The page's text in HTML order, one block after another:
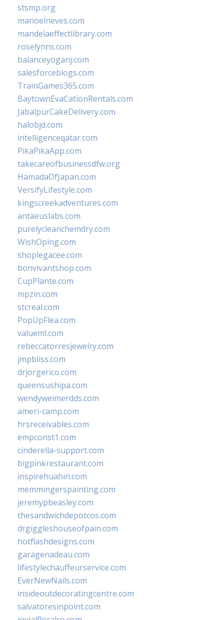
stsmp.org
manoelneves.com
mandelaeffectlibrary.com
roselynns.com
balanceyoganj.com
salesforceblogs.com
TrainGames365.com
BaytownEvaCationRentals.com
JabalpurCakeDelivery.com
halobjd.com
intelligenceqatar.com
PikaPikaApp.com
takecareofbusinessdfw.org
HamadaOfJapan.com
VersifyLifestyle.com
kingscreekadventures.com
antaeuslabs.com
purelycleanchemdry.com
WishOping.com
shoplegacee.com
bonvivantshop.com
CupPlante.com
mpzin.com
stcreal.com
PopUpFlea.com
valueml.com
rebeccatorresjewelry.com
jmpbliss.com
drjorgerico.com
queensushipa.com
wendyweimerdds.com
ameri-camp.com
hrsreceivables.com
empconst1.com
cinderella-support.com
bigpinkrestaurant.com
inspirehuahin.com
memmingerspainting.com
jeremypbeasley.com
thesandwichdepotcos.com
drgiggleshouseofpain.com
hotflashdesigns.com
garagenadeau.com
lifestylechauffeurservice.com
EverNewNails.com
insideoutdecoratingcentre.com
salvatoresinpoint.com